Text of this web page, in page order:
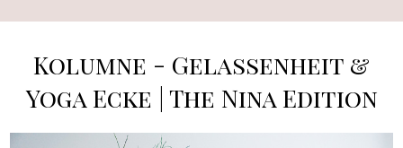
Kolumne - Gelassenheit &
Yoga Ecke | The Nina Edition